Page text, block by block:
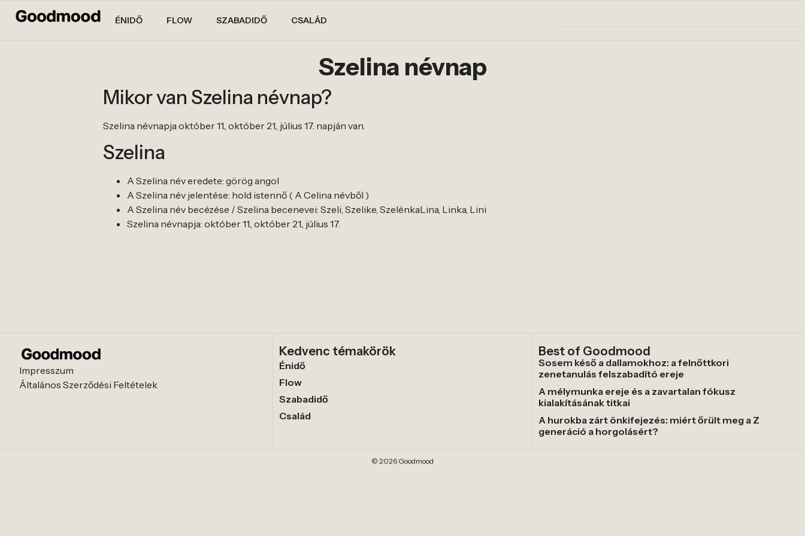
ÉNIDŐ FLOW SZABADIDŐ CSALÁD
Szelina névnap
Mikor van Szelina névnap?
Szelina névnapja október 11., október 21., július 17. napján van.
Szelina
A Szelina név eredete: görög angol
A Szelina név jelentése: hold istennő ( A Celina névből )
A Szelina név becézése / Szelina becenevei: Szeli, Szelike, SzelénkaLina, Linka, Lini
Szelina névnapja: október 11., október 21., július 17.
Impresszum
Általános Szerződési Feltételek
Kedvenc témakörök
Énidő
Flow
Szabadidő
Család
Best of Goodmood
Sosem késő a dallamokhoz: a felnőttkori
zenetanulás felszabadító ereje
A mélymunka ereje és a zavartalan fókusz
kialakításának titkai
A hurokba zárt önkifejezés: miért őrült meg a Z
generáció a horgolásért?
© 2026 Goodmood